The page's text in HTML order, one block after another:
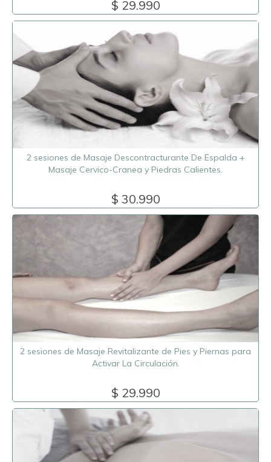
$ 29.990
2 sesiones de Masaje Descontracturante De Espalda +
Masaje Cervico-Cranea y Piedras Calientes.
$ 30.990
2 sesiones de Masaje Revitalizante de Pies y Piernas para
Activar La Circulación.
$ 29.990